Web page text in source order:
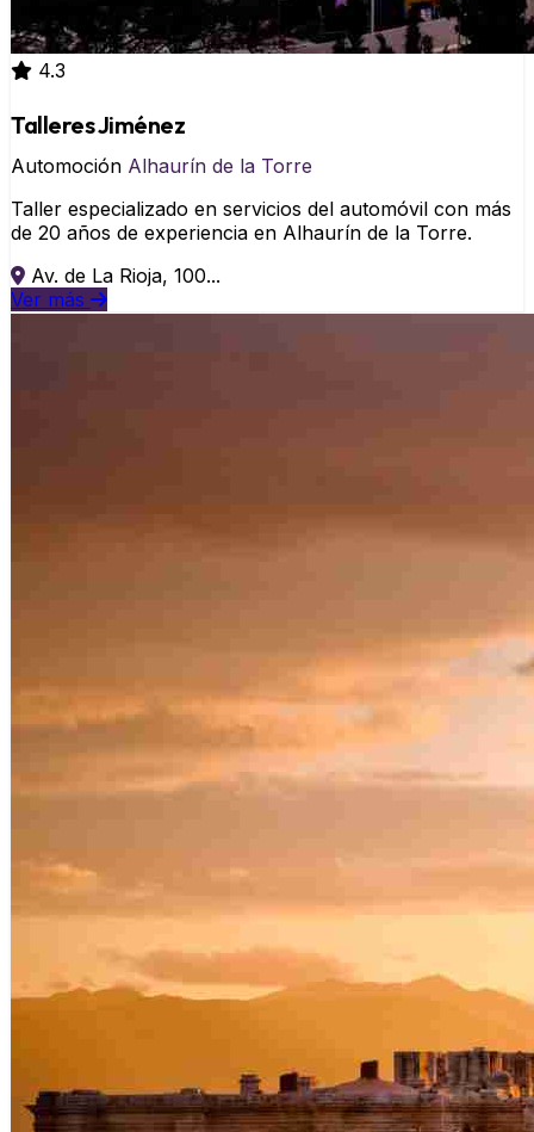
4.3
Talleres Jiménez
Automoción Alhaurín de la Torre
Taller especializado en servicios del automóvil con más
de 20 años de experiencia en Alhaurín de la Torre.
Av. de La Rioja, 100...
Ver más